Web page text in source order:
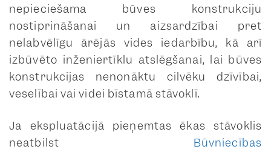
nepieciešama būves konstrukciju
nostiprināšanai un aizsardzībai pret
nelabvēlīgu ārējās vides iedarbību, kā arī
izbūvēto inženiertīklu atslēgšanai, lai būves
konstrukcijas nenonāktu cilvēku dzīvībai,
veselībai vai videi bīstamā stāvoklī.
Ja ekspluatācijā pieņemtas ēkas stāvoklis
neatbilst Būvniecības